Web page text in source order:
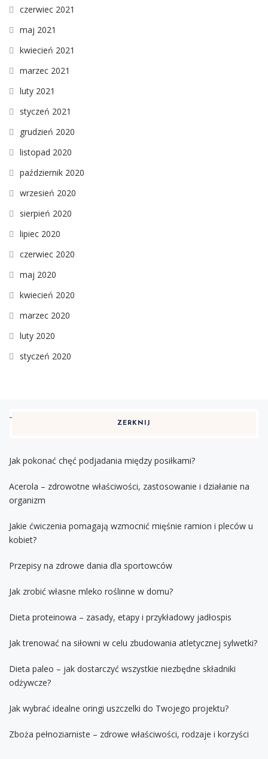
czerwiec 2021
maj 2021
kwiecień 2021
marzec 2021
luty 2021
styczeń 2021
grudzień 2020
listopad 2020
październik 2020
wrzesień 2020
sierpień 2020
lipiec 2020
czerwiec 2020
maj 2020
kwiecień 2020
marzec 2020
luty 2020
styczeń 2020
ZERKNIJ
Jak pokonać chęć podjadania między posiłkami?
Acerola – zdrowotne właściwości, zastosowanie i działanie na
organizm
Jakie ćwiczenia pomagają wzmocnić mięśnie ramion i pleców u
kobiet?
Przepisy na zdrowe dania dla sportowców
Jak zrobić własne mleko roślinne w domu?
Dieta proteinowa – zasady, etapy i przykładowy jadłospis
Jak trenować na siłowni w celu zbudowania atletycznej sylwetki?
Dieta paleo – jak dostarczyć wszystkie niezbędne składniki
odżywcze?
Jak wybrać idealne oringi uszczelki do Twojego projektu?
Zboża pełnoziarniste – zdrowe właściwości, rodzaje i korzyści